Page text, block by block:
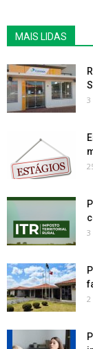
MAIS LIDAS
3
3
2